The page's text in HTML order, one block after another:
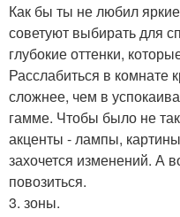
Как бы ты не любил
советуют выбирать для
глубокие оттенки,
Расслабиться в комнате
сложнее, чем в
гамме. Чтобы было не
акценты - лампы,
захочется изменений. А
повозиться.
3. зоны.